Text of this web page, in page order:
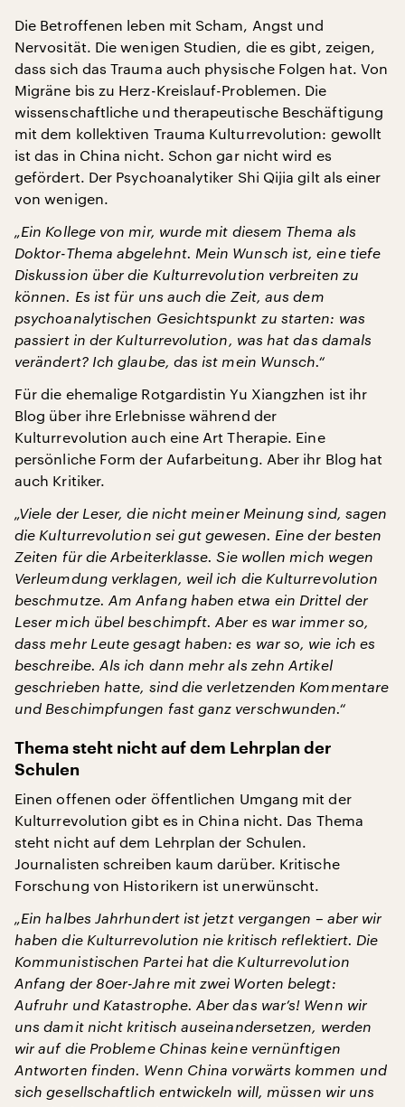
Die Betroffenen leben mit Scham, Angst und
Nervosität. Die wenigen Studien, die es gibt, zeigen,
dass sich das Trauma auch physische Folgen hat. Von
Migräne bis zu Herz-Kreislauf-Problemen. Die
wissenschaftliche und therapeutische Beschäftigung
mit dem kollektiven Trauma Kulturrevolution: gewollt
ist das in China nicht. Schon gar nicht wird es
gefördert. Der Psychoanalytiker Shi Qijia gilt als einer
von wenigen.
„Ein Kollege von mir, wurde mit diesem Thema als
Doktor-Thema abgelehnt. Mein Wunsch ist, eine tiefe
Diskussion über die Kulturrevolution verbreiten zu
können. Es ist für uns auch die Zeit, aus dem
psychoanalytischen Gesichtspunkt zu starten: was
passiert in der Kulturrevolution, was hat das damals
verändert? Ich glaube, das ist mein Wunsch.“
Für die ehemalige Rotgardistin Yu Xiangzhen ist ihr
Blog über ihre Erlebnisse während der
Kulturrevolution auch eine Art Therapie. Eine
persönliche Form der Aufarbeitung. Aber ihr Blog hat
auch Kritiker.
„Viele der Leser, die nicht meiner Meinung sind, sagen
die Kulturrevolution sei gut gewesen. Eine der besten
Zeiten für die Arbeiterklasse. Sie wollen mich wegen
Verleumdung verklagen, weil ich die Kulturrevolution
beschmutze. Am Anfang haben etwa ein Drittel der
Leser mich übel beschimpft. Aber es war immer so,
dass mehr Leute gesagt haben: es war so, wie ich es
beschreibe. Als ich dann mehr als zehn Artikel
geschrieben hatte, sind die verletzenden Kommentare
und Beschimpfungen fast ganz verschwunden.“
Thema steht nicht auf dem Lehrplan der
Schulen
Einen offenen oder öffentlichen Umgang mit der
Kulturrevolution gibt es in China nicht. Das Thema
steht nicht auf dem Lehrplan der Schulen.
Journalisten schreiben kaum darüber. Kritische
Forschung von Historikern ist unerwünscht.
„Ein halbes Jahrhundert ist jetzt vergangen – aber wir
haben die Kulturrevolution nie kritisch reflektiert. Die
Kommunistischen Partei hat die Kulturrevolution
Anfang der 80er-Jahre mit zwei Worten belegt:
Aufruhr und Katastrophe. Aber das war’s! Wenn wir
uns damit nicht kritisch auseinandersetzen, werden
wir auf die Probleme Chinas keine vernünftigen
Antworten finden. Wenn China vorwärts kommen und
sich gesellschaftlich entwickeln will, müssen wir uns